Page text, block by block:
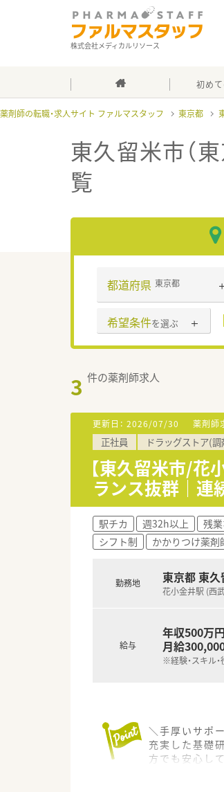
株式会社メディカルリソース
初め
薬剤師の転職・求人サイト ファルマスタッフ 東京都
東久留米市（
覧
都道府県 東京都
希望条件を選ぶ
3 件の薬剤師求人
更新日： 2026/07/30 薬剤師
正社員 ドラッグストア(
【東久留米市/
ランス抜群｜連
駅チカ 週32h以上 残
シフト制
かかりつけ薬剤
勤務地 東京都 東
花小金井駅 (西
給与
年収500万
月給
※経験・スキル
＼手厚いサポ
充実した基礎
方でも安心し